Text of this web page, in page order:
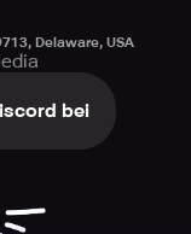
Delaware, USA
bei